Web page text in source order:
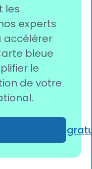
les
experts
accélérer
bleue
le
de votre
consultation